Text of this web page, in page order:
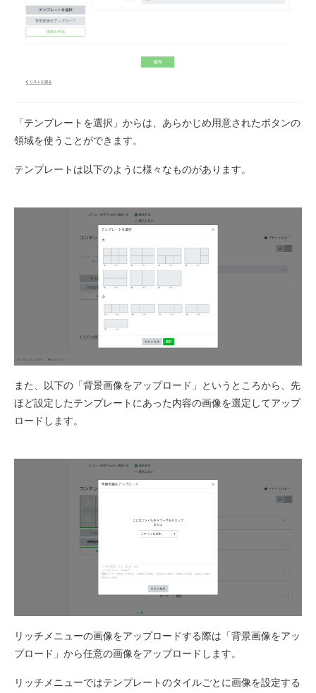
「テンプレートを選択」からは、あらかじめ用意されたボタンの
領域を使うことができます。
テンプレートは以下のように様々なものがあります。
また、以下の「背景画像をアップロード」というところから、先
ほど設定したテンプレートにあった内容の画像を選定してアップ
ロードします。
リッチメニューの画像をアップロードする際は「背景画像をアッ
プロード」から任意の画像をアップロードします。
リッチメニューではテンプレートのタイルごとに画像を設定する